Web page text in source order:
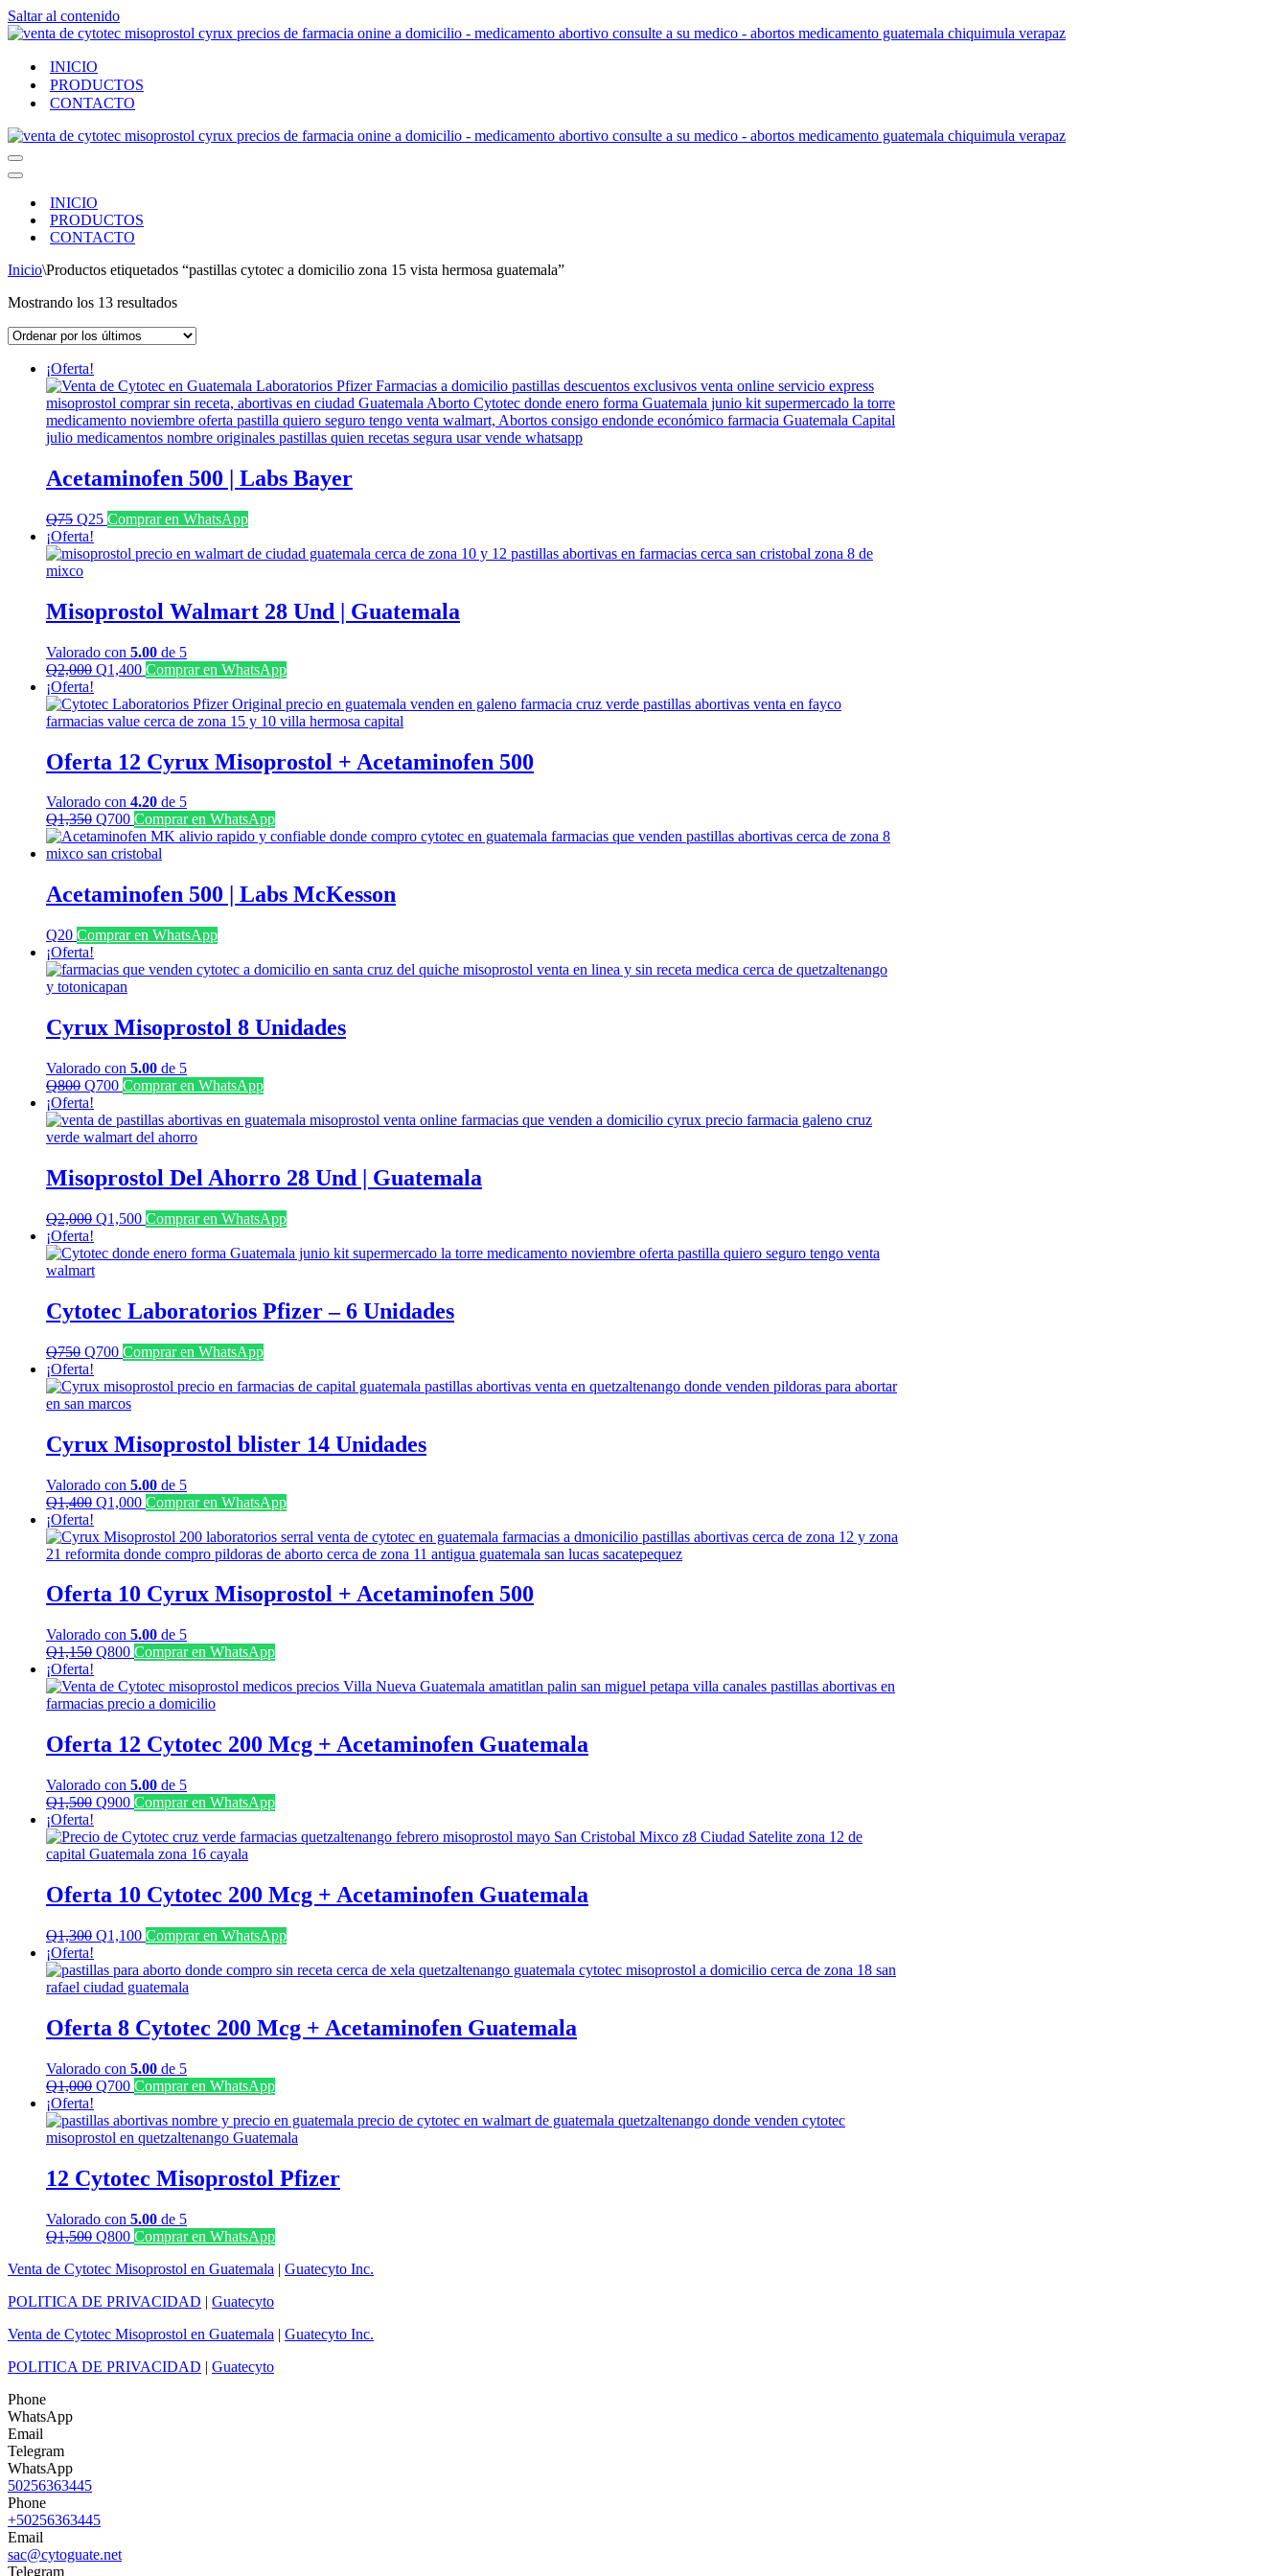
Saltar al contenido
INICIO
PRODUCTOS
CONTACTO
Menú
de
Menú
navegación
INICIO
PRODUCTOS
CONTACTO
Inicio\Productos etiquetados “pastillas cytotec a domicilio zona 15 vista hermosa guatemala”
Mostrando los 13 resultadosOrdenado
los
¡Oferta!
Acetaminofen 500 | Labs Bayer
Q75 El
precio
original
era:
Q25El
actual
Comprar en WhatsApp
¡Oferta!
Misoprostol Walmart 28 Und | Guatemala
Valorado con 5.00 de 5
Q2,000 El
original
era:
Q1,400El
actual
es:
Comprar en WhatsApp
¡Oferta!
Oferta 12 Cyrux Misoprostol + Acetaminofen 500
Valorado con 4.20 de 5
Q1,350 El
precio
original
Q1,350.
Q700El
precio
actual
Q700.
Comprar en WhatsApp
Acetaminofen 500 | Labs McKesson
Q20 Comprar en WhatsApp
¡Oferta!
Cyrux Misoprostol 8 Unidades
Valorado con 5.00 de 5
Q800 El
precio
original
era:
Q700El
actual
es:
Comprar en WhatsApp
¡Oferta!
Misoprostol Del Ahorro 28 Und | Guatemala
Q2,000 El
original
Q1,500El
actual
Comprar en WhatsApp
¡Oferta!
Cytotec Laboratorios Pfizer – 6 Unidades
Q750 El
precio
original
era:
Q700El
actual
es:
Comprar en WhatsApp
¡Oferta!
Cyrux Misoprostol blister 14 Unidades
Valorado con 5.00 de 5
Q1,400 El
original
era:
Q1,000El
actual
es:
Comprar en WhatsApp
¡Oferta!
Oferta 10 Cyrux Misoprostol + Acetaminofen 500
Valorado con 5.00 de 5
Q1,150 El
original
era:
Q800El
actual
es:
Comprar en WhatsApp
¡Oferta!
Oferta 12 Cytotec 200 Mcg + Acetaminofen Guatemala
Valorado con 5.00 de 5
Q1,500 El
original
era:
Q900El
actual
es:
Comprar en WhatsApp
¡Oferta!
Oferta 10 Cytotec 200 Mcg + Acetaminofen Guatemala
Q1,300 El
original
era:
Q1,100El
actual
es:
Comprar en WhatsApp
¡Oferta!
Oferta 8 Cytotec 200 Mcg + Acetaminofen Guatemala
Valorado con 5.00 de 5
Q1,000 El
original
era:
Q700El
actual
es:
Comprar en WhatsApp
¡Oferta!
12 Cytotec Misoprostol Pfizer
Valorado con 5.00 de 5
Q1,500 El
original
Q1,500.
Q800El
actual
Q800.
Comprar en WhatsApp
Venta de Cytotec Misoprostol en Guatemala | Guatecyto Inc.
POLITICA DE PRIVACIDAD | Guatecyto
Venta de Cytotec Misoprostol en Guatemala | Guatecyto Inc.
POLITICA DE PRIVACIDAD | Guatecyto
Phone
WhatsApp
Email
Telegram
WhatsApp
50256363445
Phone
+50256363445
Email
sac@cytoguate.net
Telegram